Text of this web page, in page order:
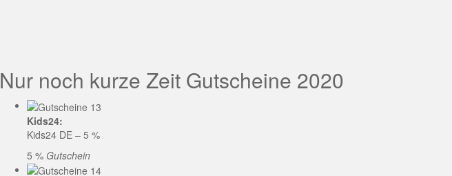
Nur noch kurze Zeit Gutscheine 2020
Kids24:
Kids24 DE – 5 %
5 % Gutschein